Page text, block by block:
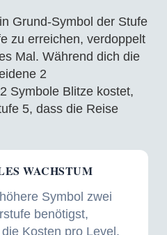
Grund-Symbol der Stufe
zu erreichen, verdoppelt
Mal. Während dich die
2
Blitze kostet,
5, dass die Reise
WACHSTUM
Symbol zwei
benötigst,
Kosten pro Level.